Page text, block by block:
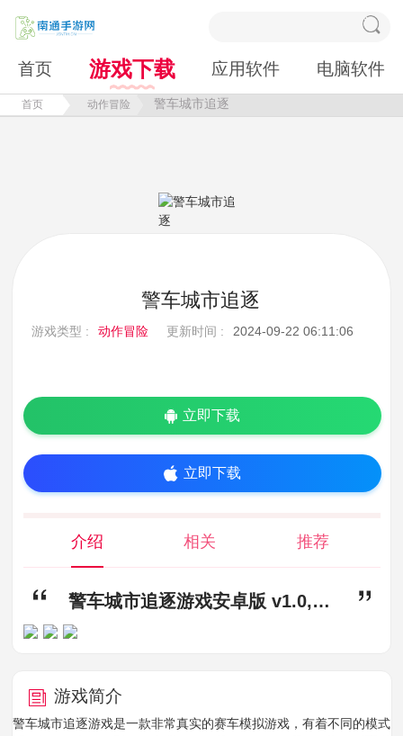
首页 游戏下载 应用软件 电脑软件
首页 动作冒险 警车城市追逐
警车城市追逐
游戏类型 : 动作冒险 更新时间 : 2024-09-22 06:11:06
立即下载
立即下载
介绍 相关 推荐
警车城市追逐游戏安卓版 v1.0,警车城市追逐游戏下载,警车城市追逐游戏安卓版
游戏简介
警车城市追逐游戏是一款非常真实的赛车模拟游戏，有着不同的模式